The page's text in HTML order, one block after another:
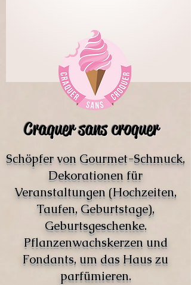
Craquer sans croquer
Schöpfer von Gourmet-Schmuck,
Dekorationen für
Veranstaltungen (Hochzeiten,
Taufen, Geburtstage),
Geburtsgeschenke.
Pflanzenwachskerzen und
Fondants, um das Haus zu
parfümieren.